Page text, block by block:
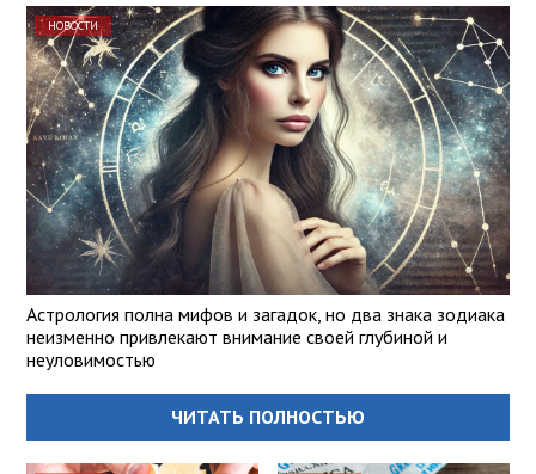
НОВОСТИ
Астрология полна мифов и загадок, но два знака зодиака
неизменно привлекают внимание своей глубиной и
неуловимостью
ЧИТАТЬ ПОЛНОСТЬЮ